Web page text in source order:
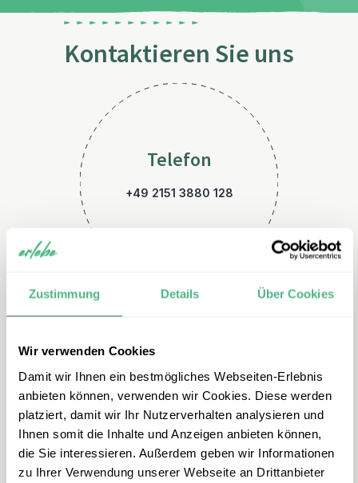
Zustimmung Details Über Cookies
Wir verwenden Cookies
Damit wir Ihnen ein bestmögliches Webseiten-Erlebnis
anbieten können, verwenden wir Cookies. Diese werden
platziert, damit wir Ihr Nutzerverhalten analysieren und
Ihnen somit die Inhalte und Anzeigen anbieten können,
die Sie interessieren. Außerdem geben wir Informationen
zu Ihrer Verwendung unserer Webseite an Drittanbieter
Kontaktieren Sie uns
Telefon
+49 2151 3880 128
E-Mail
namibia@erlebe.de